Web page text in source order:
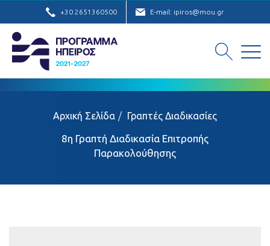
+30 2651360500 E-mail: ipiros@mou.gr
Αρχική Σελίδα Γραπτές Διαδικασίες
8η Γραπτή Διαδικασία Επιτροπής
Παρακολούθησης